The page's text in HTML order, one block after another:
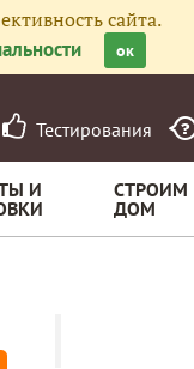
сайта.
ок
Тестирования
И
СТРОИМ
ДОМ